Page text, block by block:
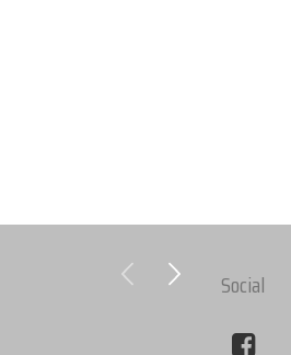
Social